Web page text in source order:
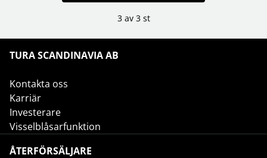
3 av 3 st
TURA SCANDINAVIA AB
Kontakta oss
Karriär
Investerare
Visselblåsarfunktion
ÅTERFÖRSÄLJARE